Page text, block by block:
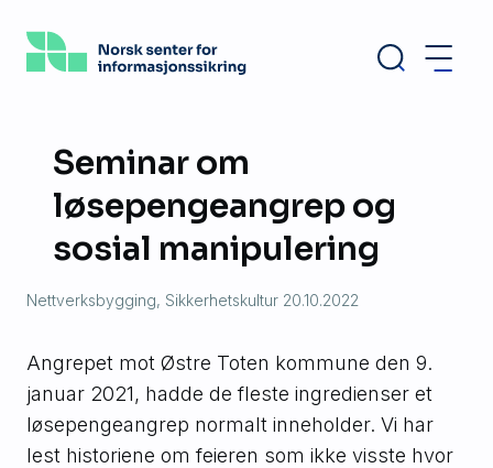
hovedinnhold
Seminar om
løsepengeangrep og
sosial manipulering
Nettverksbygging, Sikkerhetskultur 20.10.2022
Angrepet mot Østre Toten kommune den 9.
januar 2021, hadde de fleste ingredienser et
løsepengeangrep normalt inneholder. Vi har
lest historiene om feieren som ikke visste hvor